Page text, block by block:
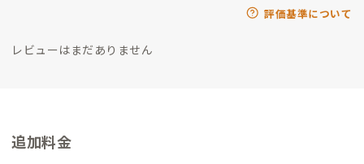
リタイア、老後は豊かな時間を過ごしたいと思い60歳から小樽
期待しています。 1人でゴルフへ行きたい方、ご相談ください。
のフリーランス
個人起業家プロモーションのお手伝いをしています。
評価基準について
レビューはまだありません
追加料金